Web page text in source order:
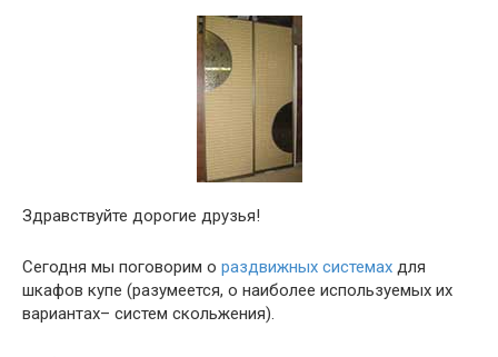
Здравствуйте дорогие друзья!
Сегодня мы поговорим о раздвижных системах для
шкафов купе (разумеется, о наиболее используемых их
вариантах– систем скольжения).